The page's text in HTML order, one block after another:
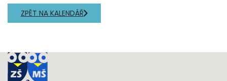
ZPĚT NA KALENDÁŘ